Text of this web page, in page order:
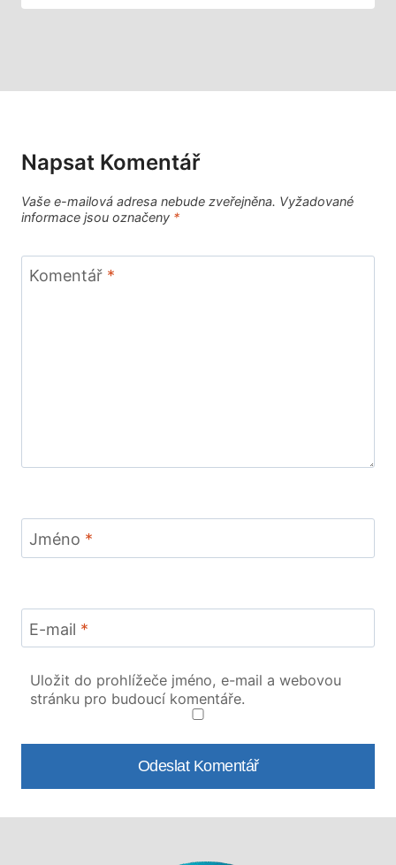
Napsat Komentář
Vaše e-mailová adresa nebude zveřejněna. Vyžadované
informace jsou označeny *
Komentář *
Jméno *
E-mail *
Uložit do prohlížeče jméno, e-mail a webovou
stránku pro budoucí komentáře.